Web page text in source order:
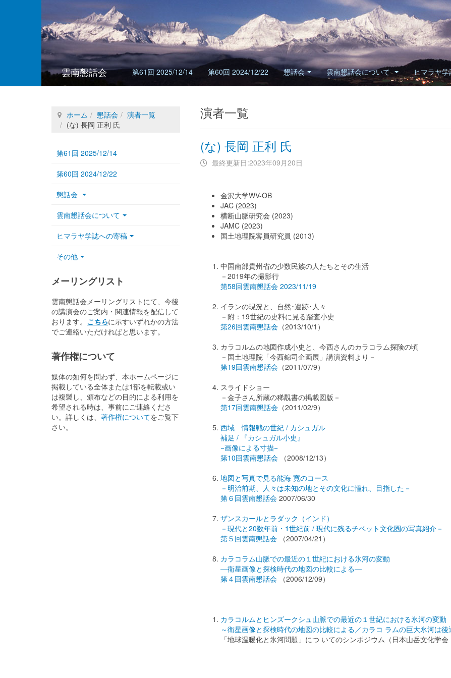
雲南懇話会 第61回 2025/12/14 第60回 2024/12/22 懇話会 雲南懇話会について ヒマラヤ
演者一覧
(な) 長岡 正利 氏
最終更新日:2023年09月20日
金沢大学WV-OB
JAC (2023)
横断山脈研究会 (2023)
JAMC (2023)
国土地理院客員研究員 (2013)
中国南部貴州省の少数民族の人たちとその生活
－2019年の撮影行
第58回雲南懇話会 2023/11/19
イランの現況と、自然･遺跡･人々
－附：19世紀の史料に見る踏査小史
第26回雲南懇話会 （2013/10/1）
カラコルムの地図作成小史と、今西さんのカラコラム探険の頃
－国土地理院「今西錦司企画展」講演資料より－
第19回雲南懇話会 （2011/07/9）
スライドショー
－金子さん所蔵の稀覯書の掲載図版－
第17回雲南懇話会 （2011/02/9）
西域 情報戦の世紀 / カシュガル
補足 / 『カシュガル小史』
−画像による寸描−
第10回雲南懇話会 （2008/12/13）
地図と写真で見る能海 寛のコース
－明治前期、人々は未知の地とその文化に憧れ、目指した－
第６回雲南懇話会 2007/06/30
ザンスカールとラダック（インド）
－現代と20数年前・1世紀前 / 現代に残るチベット文化圏の写真紹介－
第５回雲南懇話会 （2007/04/21）
カラコラム山脈での最近の１世紀における氷河の変動
―衛星画像と探検時代の地図の比較による―
第４回雲南懇話会 （2006/12/09）
カラコルムとヒンズークシュ山脈での最近の１世紀における氷河の変動
～衛星画像と探検時代の地図の比較による／カラコ ラムの巨大氷河は後
「地球温暖化と氷河問題」につ いてのシンポジウム（日本山岳文化学
ホーム 懇話会
演者一覧
(な) 長岡 正利 氏
第61回 2025/12/14
第60回 2024/12/22
懇話会
雲南懇話会について
ヒマラヤ学誌への寄稿
その他
メーリングリスト
雲南懇話会メーリングリストにて、今後
の講演会のご案内・関連情報を配信して
おります。 こちらに示すいずれかの方法
でご連絡いただければと思います。
著作権について
媒体の如何を問わず、本ホームページに
掲載している全体または1部を転載或い
は複製し、頒布などの目的による利用を
希望される時は、事前にご連絡くださ
い。詳しくは、 著作権についてをご覧下
さい。